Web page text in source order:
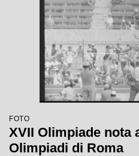
FOTO
XVII Olimpiade nota
Olimpiadi di Roma